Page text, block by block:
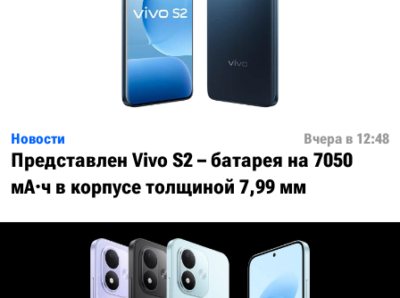
Новости Вчера в 12:48
Представлен Vivo S2 – батарея на 7050
мА·ч в корпусе толщиной 7,99 мм